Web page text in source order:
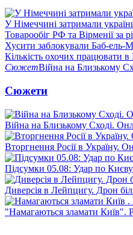
У Німеччині затримали
Товарообіг РФ та Вірменії за
Хусити заблокували Баб-ель-
Кількість охочих працювати в
СюжетВійна на Близькому
Сюжети
Війна на Близькому Сході.
Вторгнення Росії в Україну.
Підсумки 05.08: Удар по Києву
Диверсія в Лейпцигу. Дрон
"Намагаються зламати Київ".